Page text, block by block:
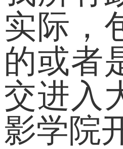
实际，
的或者
交进入
影学院